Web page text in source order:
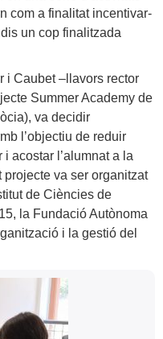
com a finalitat incentivar-
un cop finalitzada
i Caubet –llavors rector
Summer Academy de
va decidir
l’objectiu de reduir
i acostar l’alumnat a la
projecte va ser organitzat
de Ciències de
la Fundació Autònoma
i la gestió del